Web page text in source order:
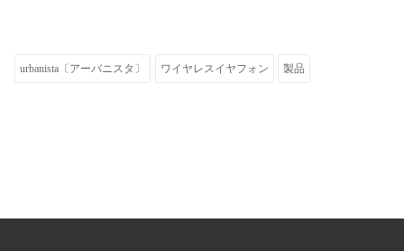
urbanista〔アーバニスタ〕 ワイヤレスイヤフォン 製品